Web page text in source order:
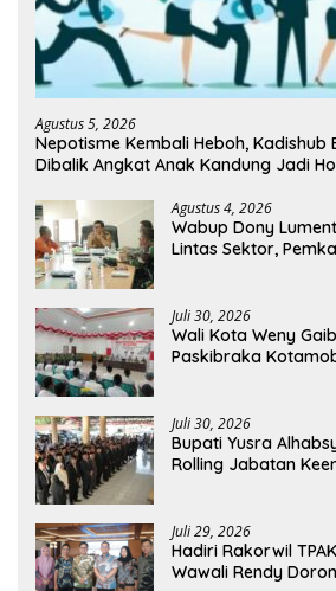
Agustus 5, 2026
Nepotisme Kembali Heboh, Kadishub
Dibalik Angkat Anak Kandung Jadi
Agustus 4, 2026
Wabup Dony
Lintas Sektor,
Juli 30, 2026
Wali Kota Weny
Paskibraka
Juli 30, 2026
Bupati Yusra
Rolling Jabatan
Juli 29, 2026
Hadiri Rakorwil
Wawali Rendy